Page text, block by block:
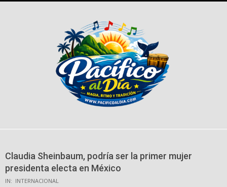
Claudia Sheinbaum, podría ser la primer mujer
presidenta electa en México
IN: INTERNACIONAL